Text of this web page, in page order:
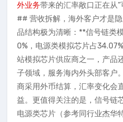
外业务带来的汇率敞口正在从“
## 营收拆解，海外客户才是
品结构极为清晰：**信号链类
0%，电源类模拟芯片占
站模拟芯片供应商之一，产品
子领域，服务海内外头部客户
商采用外币结算，汇率变化会
益。更值得关注的是，信号链
电源类芯片（参考同行业杰华